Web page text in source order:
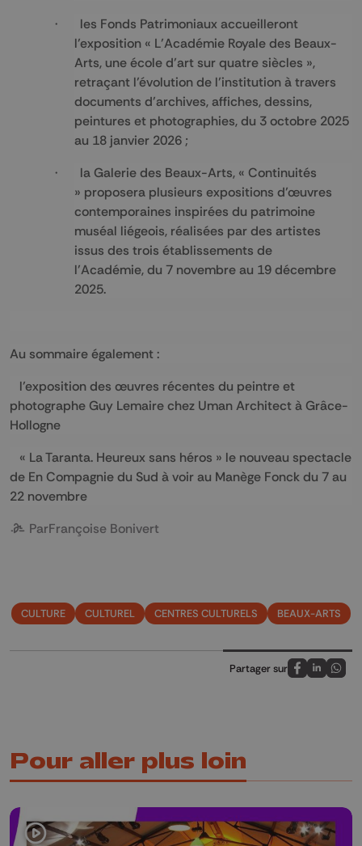
· les Fonds Patrimoniaux accueilleront
l’exposition « L’Académie Royale des Beaux-
Arts, une école d’art sur quatre siècles »,
retraçant l’évolution de l’institution à travers
documents d’archives, affiches, dessins,
peintures et photographies, du 3 octobre 2025
au 18 janvier 2026 ;
· la Galerie des Beaux-Arts, « Continuités
» proposera plusieurs expositions d’œuvres
contemporaines inspirées du patrimoine
muséal liégeois, réalisées par des artistes
issus des trois établissements de
l’Académie, du 7 novembre au 19 décembre
2025.
Au sommaire également :
des œuvres récentes du peintre et
photographe Guy Lemaire chez Uman Architect à Grâce-
Hollogne
La Taranta. Heureux sans héros » le nouveau spectacle
de En Compagnie du Sud à voir au Manège Fonck du 7 au
22 novembre
ParFrançoise Bonivert
CULTURE CULTUREL CENTRES CULTURELS BEAUX-ARTS
Partager sur
Partagez sur
Partagez
Pour aller plus loin